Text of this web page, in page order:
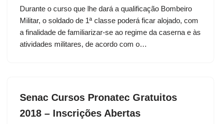
Durante o curso que lhe dará a qualificação Bombeiro
Militar, o soldado de 1ª classe poderá ficar alojado, com
a finalidade de familiarizar-se ao regime da caserna e às
atividades militares, de acordo com o…
Senac Cursos Pronatec Gratuitos
2018 – Inscrições Abertas